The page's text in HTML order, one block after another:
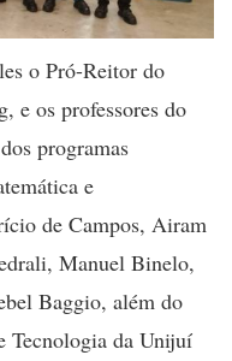
o Pró-Reitor do
e os professores do
programas
e
de Campos, Airam
Manuel Binelo,
Baggio, além do
Tecnologia da Unijuí